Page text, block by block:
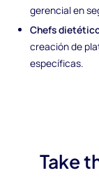
gerencial en
Chefs
creación de
específicas.
Take